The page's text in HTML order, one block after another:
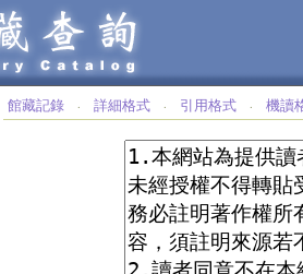
館藏記錄 ‧ 詳細格式 ‧ 引用格式 ‧ 機讀